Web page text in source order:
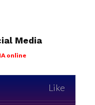
Media
online
Like